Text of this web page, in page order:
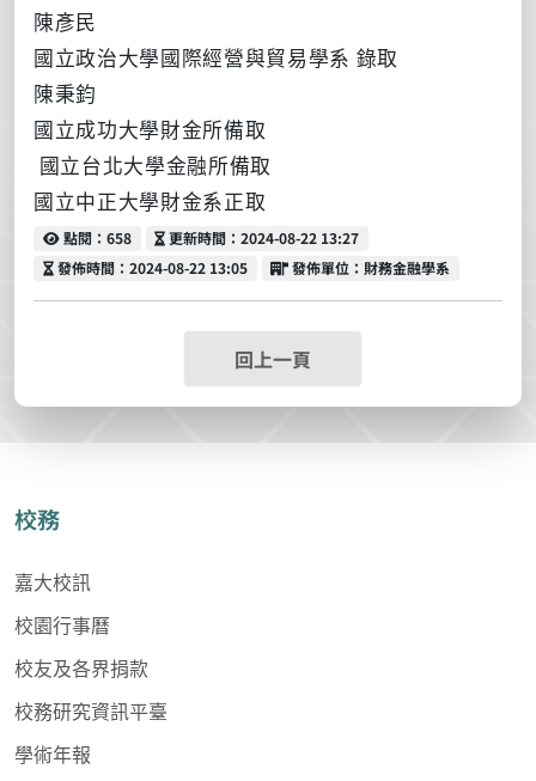
陳彥民
國立政治大學國際經營與貿易學系 錄取
陳秉鈞
國立成功大學財金所備取
國立台北大學金融所備取
國立中正大學財金系正取
點閱
點閱：658 更新時間
更新時間：2024-08-22 13:27
發佈時間
發佈時間：2024-08-22 13:05 發佈單位
發佈單位：財務金融學系
回上一頁
校務
嘉大校訊
校園行事曆
校友及各界捐款
校務研究資訊平臺
學術年報